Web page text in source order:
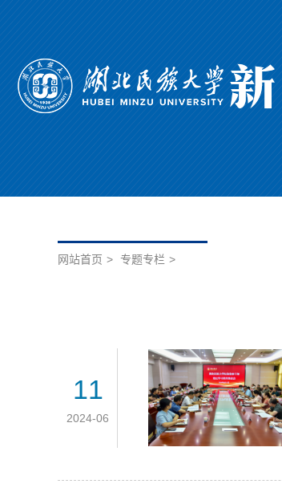
网站首页 > 专题专栏 >
11
2024-06